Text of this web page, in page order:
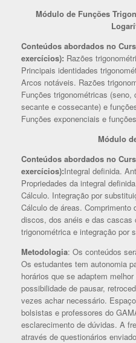
Módulo de Funções
Conteúdos abordados no
exercícios): Razões
Principais identidades
Arcos notáveis. Razões
Funções trigonométricas
secante e cossecante) e
Funções exponenciais e
Módulo
Conteúdos abordados no
exercícios):Integral definida.
Propriedades da integral
Cálculo. Integração por
Cálculo de áreas. Comprimento
discos, dos anéis e das cascas
trigonométrica e integração por
Metodologia: Os conteúdos
Os estudantes tem autonomia
horários que se adaptem
possibilidade de pausar,
vezes achar necessário.
bolsistas e professores do
esclarecimento de dúvidas. A
através de questionários